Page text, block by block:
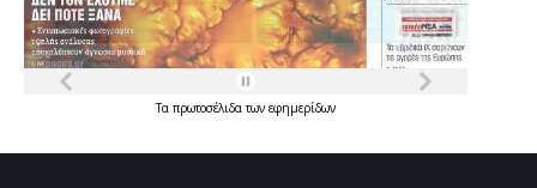
Τα πρωτοσέλιδατων εφημερίδων